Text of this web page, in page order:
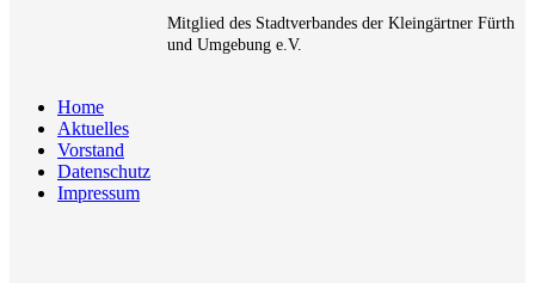
Mitglied des Stadtverbandes der Kleingärtner Fürth
und Umgebung e.V.
Home
Aktuelles
Vorstand
Datenschutz
Impressum